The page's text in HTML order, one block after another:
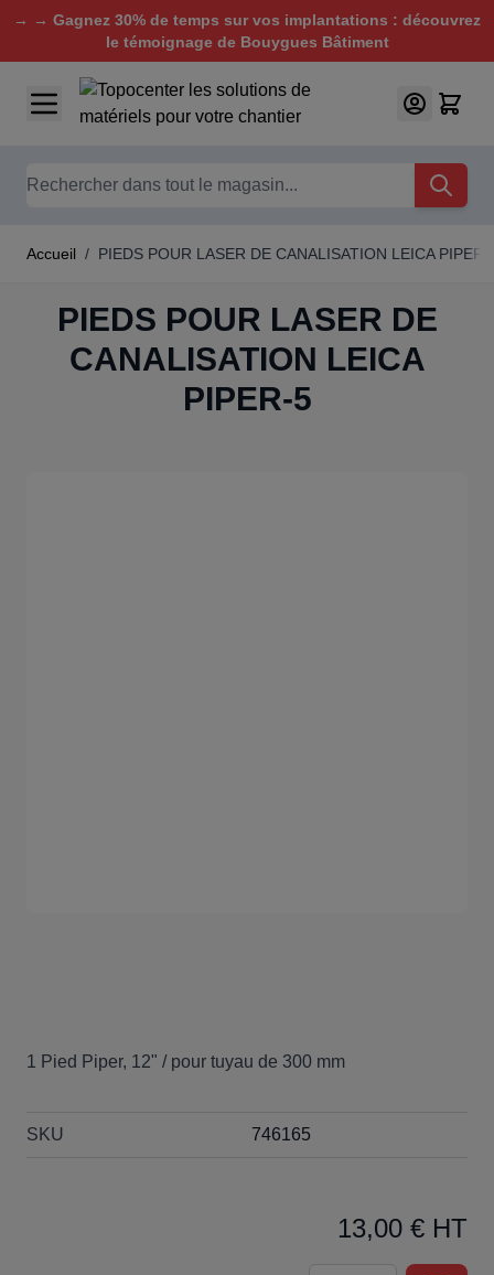
→ → Gagnez 30% de temps sur vos implantations : découvrez
le témoignage de Bouygues Bâtiment
Aller au contenu
Chercher
Accueil / PIEDS POUR LASER DE CANALISATION LEICA PIPER-
PIEDS POUR LASER DE
CANALISATION LEICA
PIPER-5
1 Pied Piper, 12" / pour tuyau de 300 mm
SKU 746165
13,00 € HT